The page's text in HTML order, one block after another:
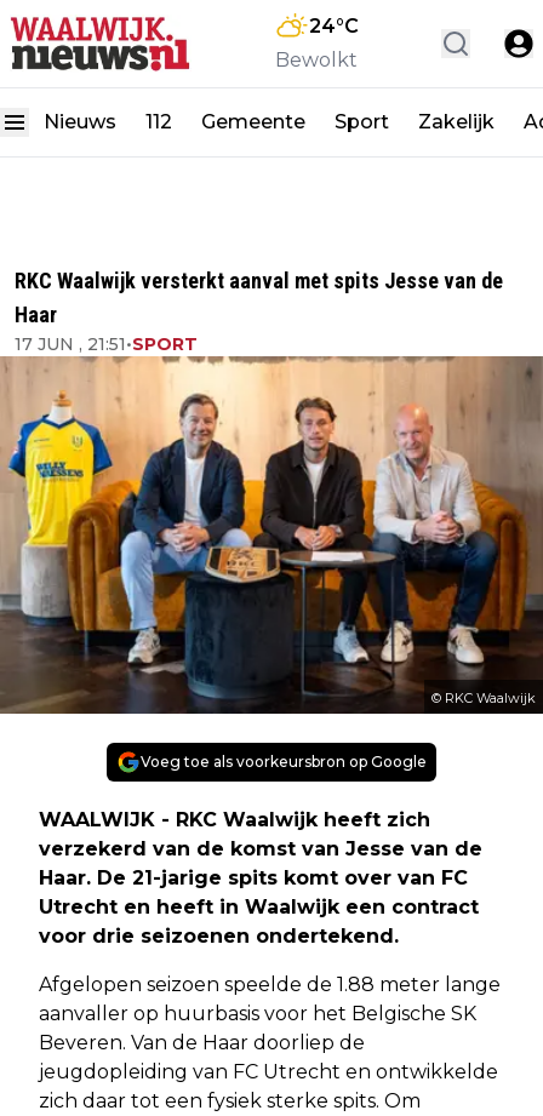
24°C
Bewolkt
Nieuws 112 Gemeente Sport Zakelijk
RKC Waalwijk versterkt aanval met spits Jesse van de
Haar
17 JUN , 21:51•SPORT
© RKC Waalwijk
Voeg toe als voorkeursbron op Google
WAALWIJK - RKC Waalwijk heeft zich
verzekerd van de komst van Jesse van de
Haar. De 21-jarige spits komt over van FC
Utrecht en heeft in Waalwijk een contract
voor drie seizoenen ondertekend.
Afgelopen seizoen speelde de 1.88 meter lange
aanvaller op huurbasis voor het Belgische SK
Beveren. Van de Haar doorliep de
jeugdopleiding van FC Utrecht en ontwikkelde
zich daar tot een fysiek sterke spits. Om